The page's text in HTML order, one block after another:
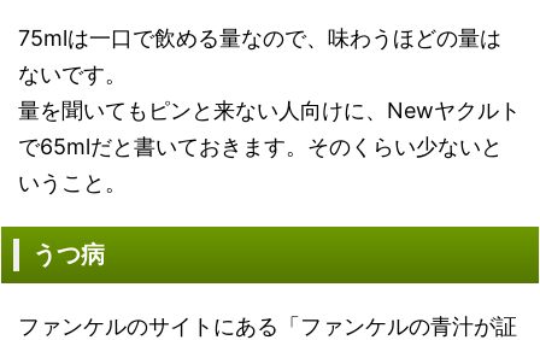
75mlは一口で飲める量なので、味わうほどの量は
ないです。
量を聞いてもピンと来ない人向けに、Newヤクルト
で65mlだと書いておきます。そのくらい少ないと
いうこと。
うつ病
ファンケルのサイトにある「ファンケルの青汁が証